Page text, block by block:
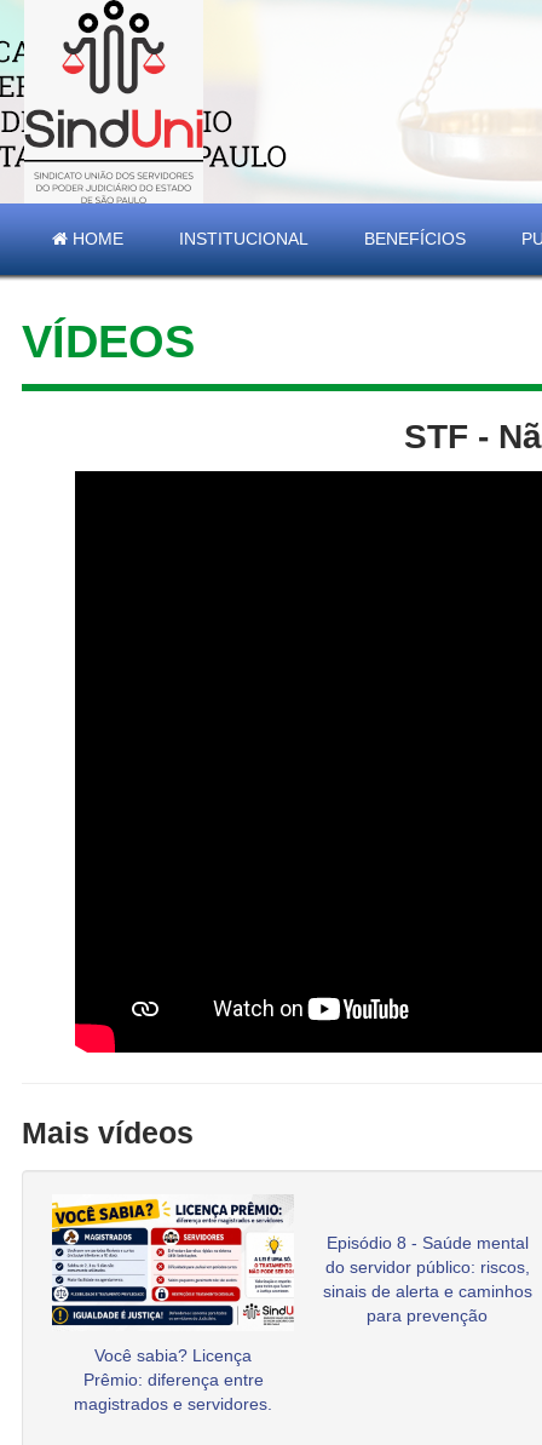
HOME INSTITUCIONAL BENEFÍCIOS
VÍDEOS
STF -
Mais vídeos
Você sabia? Licença
Prêmio: diferença entre
magistrados e servidores.
Episódio 8 - Saúde mental
do servidor público: riscos,
sinais de alerta e caminhos
para prevenção